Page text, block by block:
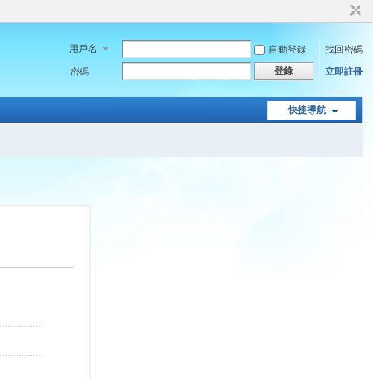
用戶名 自動登錄
找回密碼
密碼
登錄 立即註冊
快捷導航